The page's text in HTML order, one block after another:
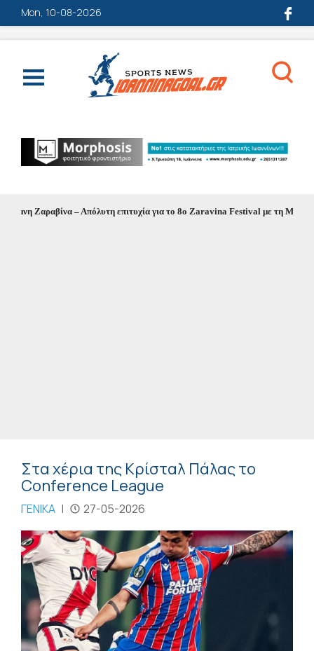
Mon, 10-08-2026
Ζαραβίνα – Απόλυτη επιτυχία για το 8ο Zaravina Festival με τη Μελίνα
Στα χέρια της Κρίσταλ Πάλας το
Conference League
ΓΕΝΙΚΑ | 27-05-2026